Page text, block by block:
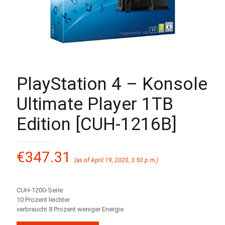
PlayStation 4 – Konsole
Ultimate Player 1TB
Edition [CUH-1216B]
€347.31 (as of April 19, 2020, 3:50 p.m.)
CUH-1200-Serie
10 Prozent leichter
verbraucht 8 Prozent weniger Energie